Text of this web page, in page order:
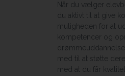
Når du vælger
du aktivt til at give
muligheden for at
kompetencer og
med til at støtte
med at du får